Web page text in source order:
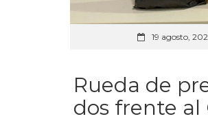
19 agosto,
Rueda de
dos frente al